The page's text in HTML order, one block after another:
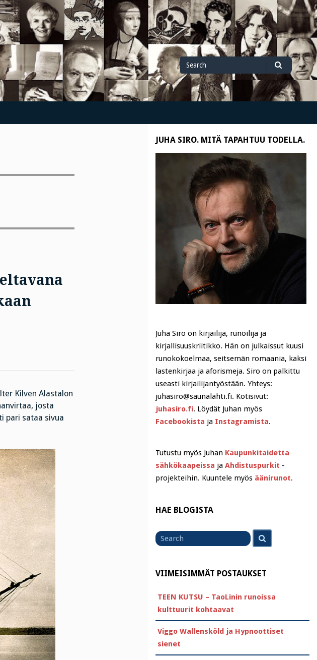
Search
for
Search
Kilven Alastalon
josta
pari sataa sivua
JUHA SIRO. MITÄ TAPAHTUU TODELLA.
Juha Siro on kirjailija, runoilija ja
kirjallisuuskriitikko. Hän on julkaissut kuusi
runokokoelmaa, seitsemän romaania, kaksi
lastenkirjaa ja aforismeja. Siro on palkittu
useasti kirjailijantyöstään. Yhteys:
juhasiro@saunalahti.fi. Kotisivut:
juhasiro.fi. Löydät Juhan myös
Facebookista ja Instagramista.
Tutustu myös Juhan Kaupunkitaidetta
sähkökaapeissa ja Ahdistuspurkit -
projekteihin. Kuuntele myös äänirunot.
HAE BLOGISTA
for
VIIMEISIMMÄT POSTAUKSET
TEEN KUTSU – TaoLinin runoissa
kulttuurit kohtaavat
Viggo Wallensköld ja Hypnoottiset
sienet